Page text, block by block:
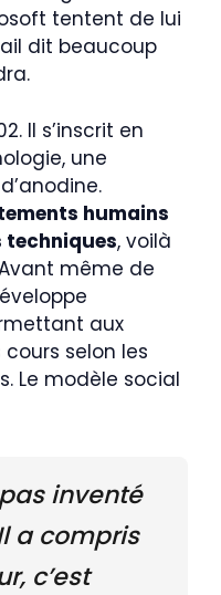
tentent de lui
dit beaucoup
Il s’inscrit en
une
humains
techniques, voilà
même de
aux
selon les
Le modèle social
inventé
a compris
c’est